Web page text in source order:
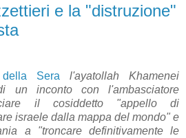
e la "distruzione"
Sera
l'ayatollah Khamenei
un inconto con l'ambasciatore
il cosiddetto "appello di
israele dalla mappa del mondo" e
a "troncare definitivamente le